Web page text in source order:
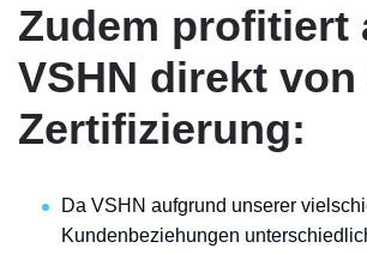
Zudem profitiert
VSHN direkt
Zertifizierung:
Da VSHN aufgrund unserer
Kundenbeziehungen